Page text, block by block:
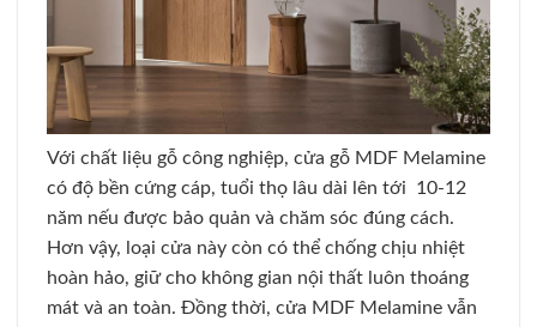
Với chất liệu gỗ công nghiệp, cửa gỗ MDF Melamine
có độ bền cứng cáp, tuổi thọ lâu dài lên tới 10-12
năm nếu được bảo quản và chăm sóc đúng cách.
Hơn vậy, loại cửa này còn có thể chống chịu nhiệt
hoàn hảo, giữ cho không gian nội thất luôn thoáng
mát và an toàn. Đồng thời, cửa MDF Melamine vẫn